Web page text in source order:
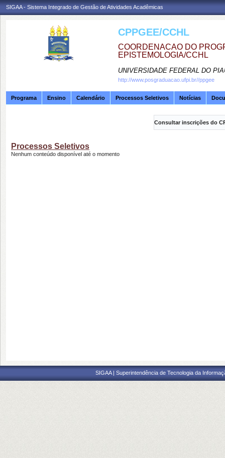
SIGAA - Sistema Integrado de Gestão de Atividades Acadêmicas
CPPGEE/CCHL
COORDENACAO DO
EPISTEMOLOGIA/CCHL
UNIVERSIDADE FEDERAL DO
http://www.posgraduacao.ufpi.br//ppgee
Programa Ensino Calendário Processos Seletivos Notícias
Consultar inscrições do
Processos Seletivos
Nenhum conteúdo disponível até o momento
SIGAA | Superintendência de Tecnologia da